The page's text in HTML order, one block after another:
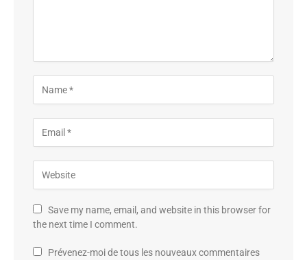
Save my name, email, and website in this browser for
the next time I comment.
Prévenez-moi de tous les nouveaux commentaires